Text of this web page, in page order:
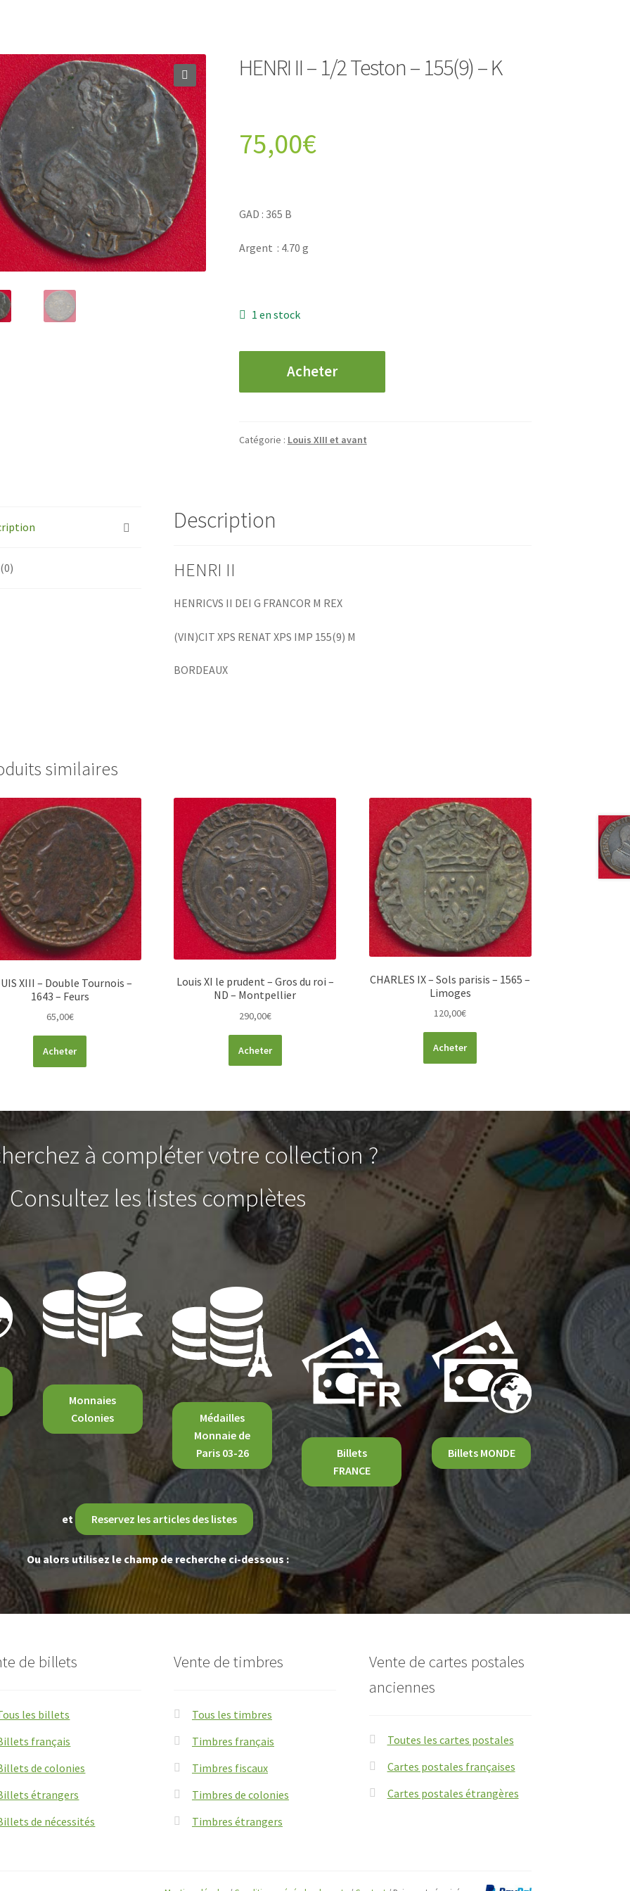
HENRI II – 1/2 Teston – 155(9) – K
75,00€
GAD : 365 B
Argent : 4.70 g
1 en stock
HENRI
1/2
-
Acheter
Catégorie : Louis XIII et avant
Description
HENRI II
HENRICVS II DEI G FRANCOR M REX
(VIN)CIT XPS RENAT XPS IMP 155(9) M
BORDEAUX
similaires
XIII – Double Tournois –
1643 – Feurs
65,00€
Acheter
Louis XI le prudent – Gros du roi –
ND – Montpellier
290,00€
Acheter
CHARLES IX – Sols parisis – 1565 –
Limoges
120,00€
Acheter
à compléter votre collection ?
Consultez les listes complètes
Monnaies
Colonies
Médailles
Monnaie de
Paris 03-26
Billets
FRANCE
Billets MONDE
et Reservez les articles des listes
Ou alors utilisez le champ de recherche ci-dessous :
de billets
les billets
français
de colonies
étrangers
de nécessités
Vente de timbres
Tous les timbres
Timbres français
Timbres fiscaux
Timbres de colonies
Timbres étrangers
Vente de cartes postales
anciennes
Toutes les cartes postales
Cartes postales françaises
Cartes postales étrangères